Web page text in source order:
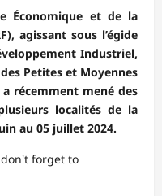
Économique et de la
agissant sous l’égide
Industriel,
Petites et Moyennes
récemment mené des
localités de la
au 05 juillet 2024.
forget to